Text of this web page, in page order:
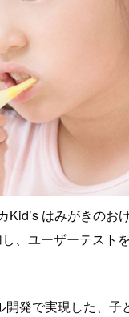
はみがきの
ユーザーテス
発で実現した、